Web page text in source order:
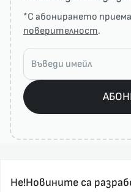
*С абонирането
поверителност.
Не!Новините са